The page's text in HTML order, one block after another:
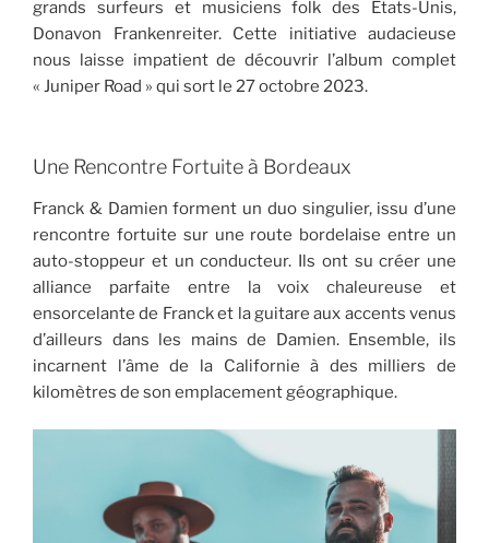
grands surfeurs et musiciens folk des États-Unis,
Donavon Frankenreiter. Cette initiative audacieuse
nous laisse impatient de découvrir l’album complet
« Juniper Road » qui sort le 27 octobre 2023.
Une Rencontre Fortuite à Bordeaux
Franck & Damien forment un duo singulier, issu d’une
rencontre fortuite sur une route bordelaise entre un
auto-stoppeur et un conducteur. Ils ont su créer une
alliance parfaite entre la voix chaleureuse et
ensorcelante de Franck et la guitare aux accents venus
d’ailleurs dans les mains de Damien. Ensemble, ils
incarnent l’âme de la Californie à des milliers de
kilomètres de son emplacement géographique.